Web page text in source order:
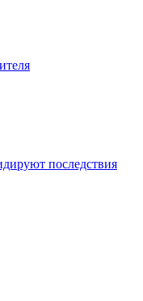
последствия